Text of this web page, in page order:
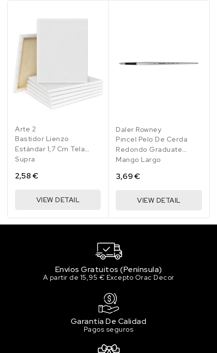
Arte 2
Bastidor Lienzo
Estándar 1,7 Cm Tela
Supra
2,58 €
VIEW DETAIL
Daler Rowney
Pincel Pelo De Cerda
Redondo Graduate
Mango Largo
3,69 €
VIEW DETAIL
Envíos Gratuitos (Península)
A partir de 15,95 € Excepto Orac Decor
Garantía De Calidad
Pagos seguros